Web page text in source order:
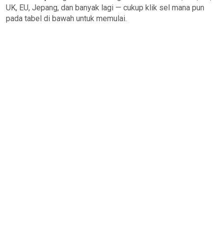
UK, EU, Jepang, dan banyak lagi — cukup klik sel mana pun
pada tabel di bawah untuk memulai.